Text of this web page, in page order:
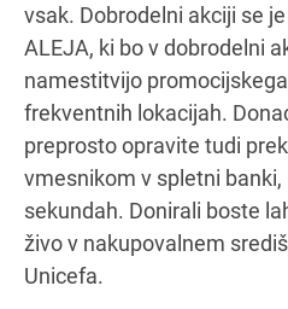
vsak. Dobrodelni akciji se
ALEJA, ki bo v dobrodelni
namestitvijo
frekventnih lokacijah.
preprosto opravite tudi
vmesnikom v spletni
sekundah. Donirali boste
živo v nakupovalnem
Unicefa.